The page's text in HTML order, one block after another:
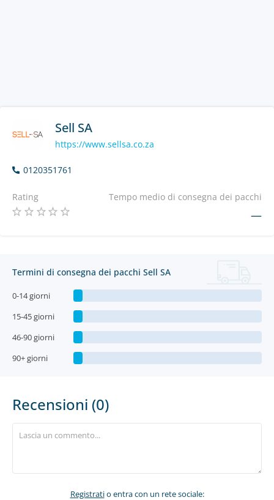
Sell SA
https://www.sellsa.co.za
0120351761
Rating Tempo medio di consegna dei pacchi
—
Termini di consegna dei pacchi Sell SA
0-14 giorni
15-45 giorni
46-90 giorni
90+ giorni
Recensioni (0)
Registratio entra con un rete sociale: